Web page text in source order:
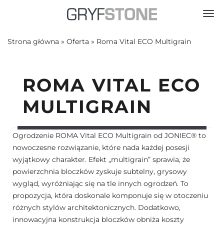
Strona główna » Oferta » Roma Vital ECO Multigrain
ROMA VITAL ECO
MULTIGRAIN
Ogrodzenie ROMA Vital ECO Multigrain od JONIEC® to
nowoczesne rozwiązanie, które nada każdej posesji
wyjątkowy charakter. Efekt „multigrain” sprawia, że
powierzchnia bloczków zyskuje subtelny, grysowy
wygląd, wyróżniając się na tle innych ogrodzeń. To
propozycja, która doskonale komponuje się w otoczeniu
różnych stylów architektonicznych. Dodatkowo,
innowacyjna konstrukcja bloczków obniża koszty